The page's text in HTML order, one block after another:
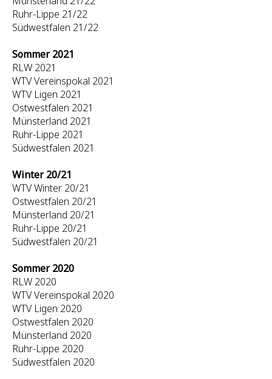
Ruhr-Lippe 21/22
Südwestfalen 21/22
Sommer 2021
RLW 2021
WTV Vereinspokal 2021
WTV Ligen 2021
Ostwestfalen 2021
Münsterland 2021
Ruhr-Lippe 2021
Südwestfalen 2021
Winter 20/21
WTV Winter 20/21
Ostwestfalen 20/21
Münsterland 20/21
Ruhr-Lippe 20/21
Südwestfalen 20/21
Sommer 2020
RLW 2020
WTV Vereinspokal 2020
WTV Ligen 2020
Ostwestfalen 2020
Münsterland 2020
Ruhr-Lippe 2020
Südwestfalen 2020